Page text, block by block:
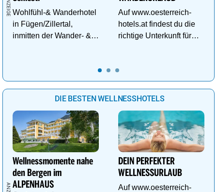
Wohlfühl-& Wanderhotel
in Fügen/Zillertal,
inmitten der Wander- &
Auf www.oesterreich-
hotels.at findest du die
richtige Unterkunft für
DIE BESTEN WELLNESSHOTELS
Wellnessmomente nahe
den Bergen im
ALPENHAUS
DEIN PERFEKTER
WELLNESSURLAUB
Auf www.oesterreich-